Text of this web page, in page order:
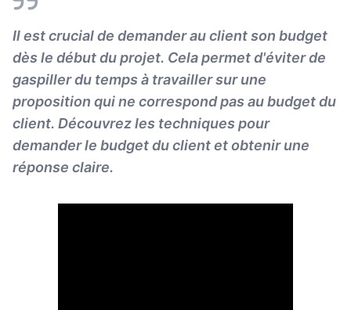
Il est crucial de demander au client son budget
dès le début du projet. Cela permet d'éviter de
gaspiller du temps à travailler sur une
proposition qui ne correspond pas au budget du
client. Découvrez les techniques pour
demander le budget du client et obtenir une
réponse claire.